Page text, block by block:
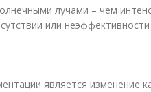
лучами – чем
или неэффективности
является изменение